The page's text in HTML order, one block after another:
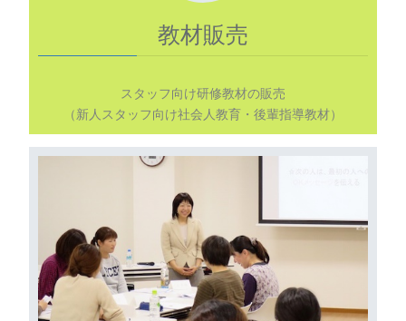
教材販売
スタッフ向け研修教材の販売
（新人スタッフ向け社会人教育・後輩指導教材）